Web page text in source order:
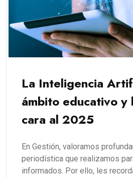
La Inteligencia
ámbito educativo y
cara al 2025
En Gestión, valoramos
periodística que realizamos
informados. Por ello, les